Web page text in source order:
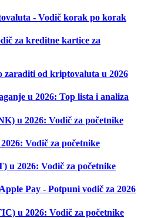
- Vodič korak po korak
za kreditne kartice za
zaraditi od kriptovaluta u 2026
u 2026: Top lista i analiza
u 2026: Vodič za početnike
Vodič za početnike
u 2026: Vodič za početnike
Pay - Potpuni vodič za 2026
u 2026: Vodič za početnike